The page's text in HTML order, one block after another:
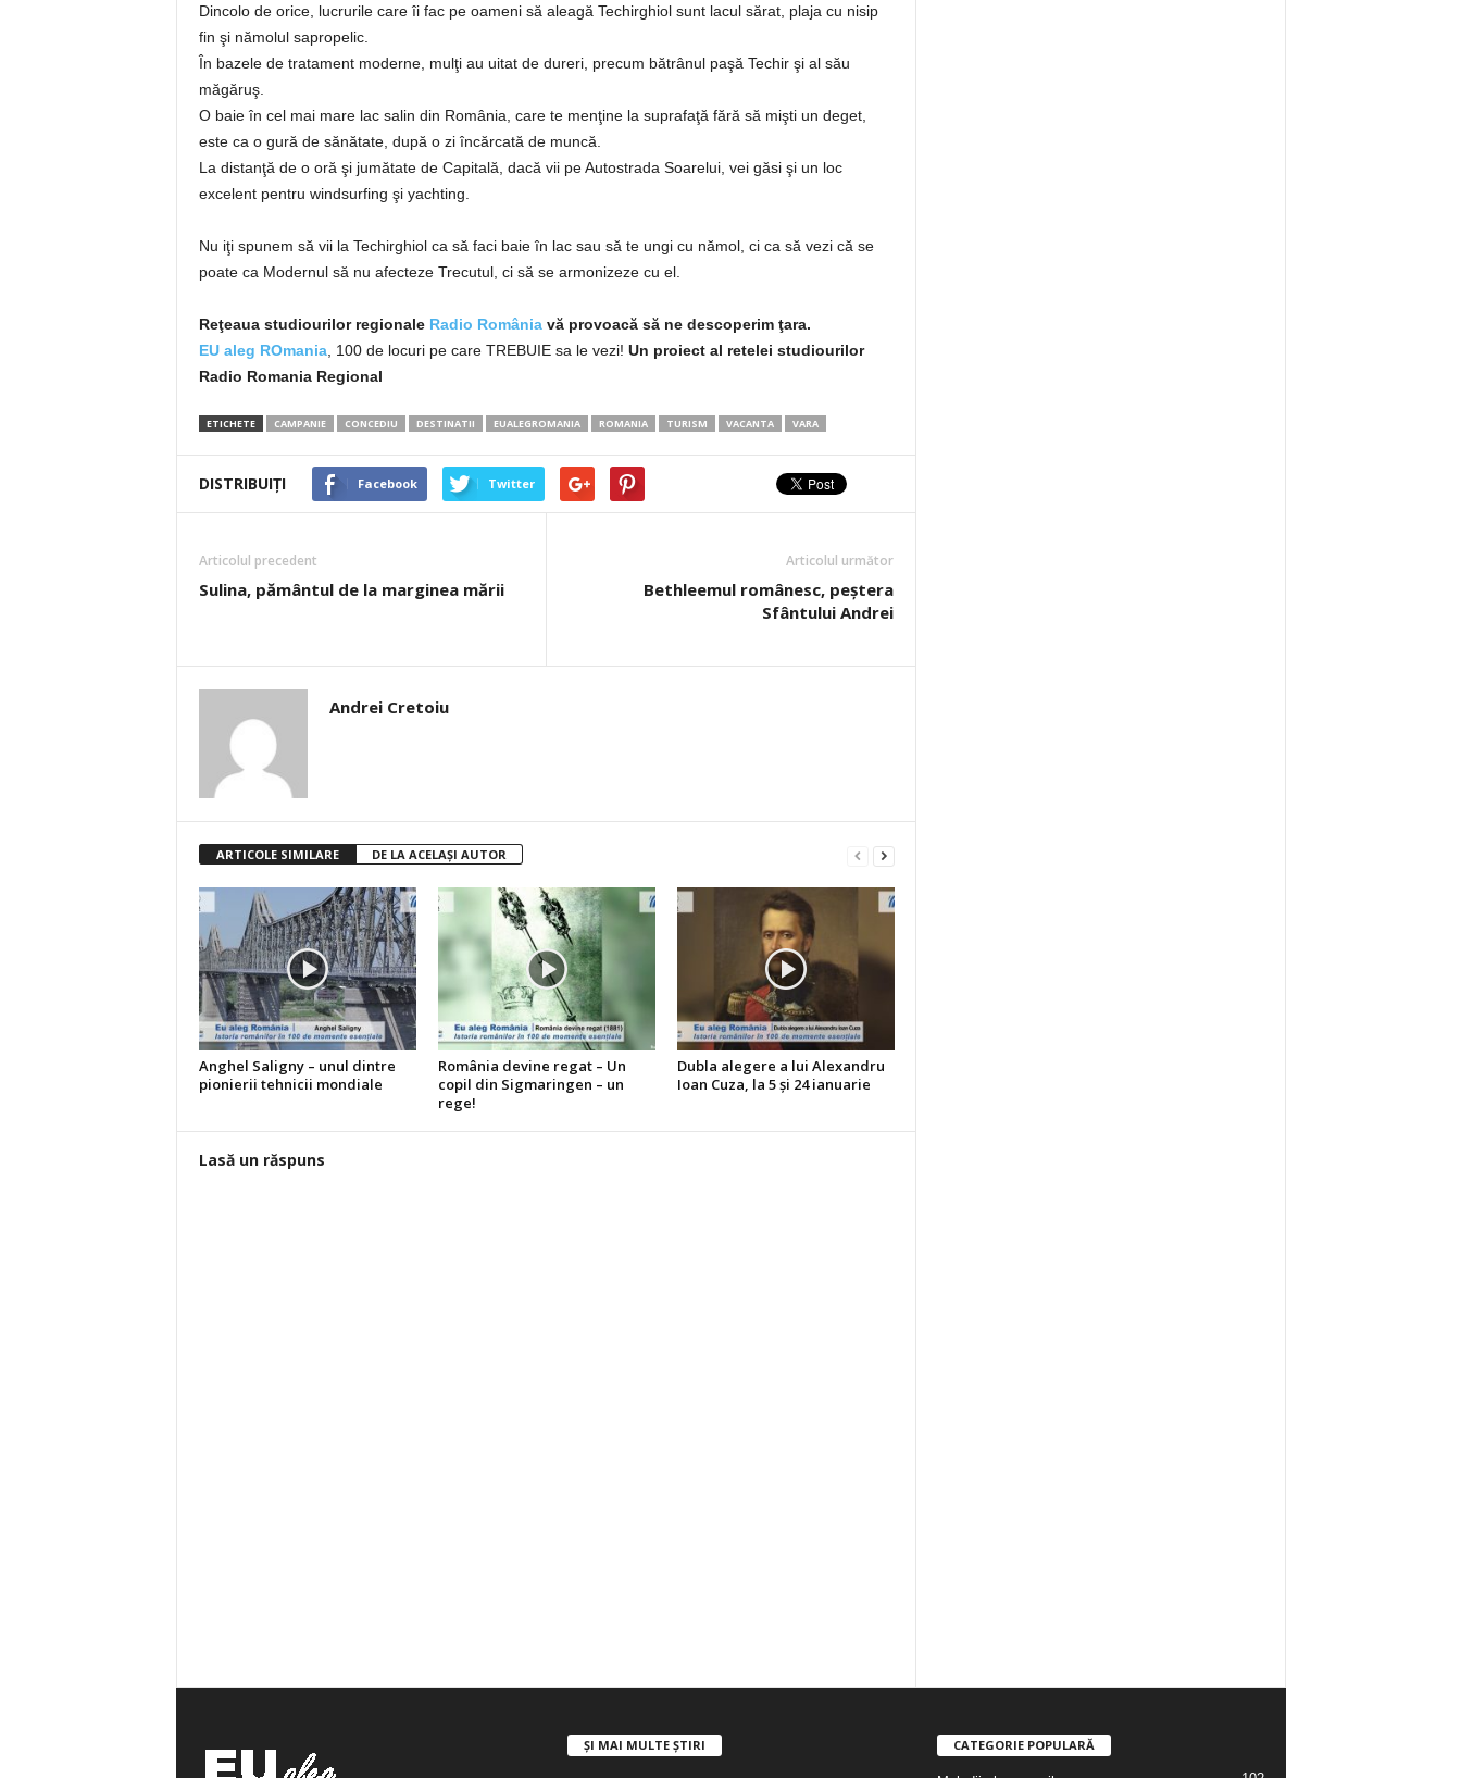
a
sau
volumul.
Dincolo de orice, lucrurile care îi fac pe oameni să aleagă Techirghiol sunt lacul sărat, plaja cu nisip
fin şi nămolul sapropelic.
În bazele de tratament moderne, mulţi au uitat de dureri, precum bătrânul paşă Techir şi al său
măgăruş.
O baie în cel mai mare lac salin din România, care te menţine la suprafaţă fără să mişti un deget,
este ca o gură de sănătate, după o zi încărcată de muncă.
La distanţă de o oră şi jumătate de Capitală, dacă vii pe Autostrada Soarelui, vei găsi şi un loc
excelent pentru windsurfing şi yachting.
Nu iţi spunem să vii la Techirghiol ca să faci baie în lac sau să te ungi cu nămol, ci ca să vezi că se
poate ca Modernul să nu afecteze Trecutul, ci să se armonizeze cu el.
Reţeaua studiourilor regionale Radio Româniavă provoacă să ne descoperim ţara.
EU aleg ROmania, 100 de locuri pe care TREBUIE sa le vezi! Un proiect al retelei studiourilor
Radio Romania Regional
ETICHETE CAMPANIE CONCEDIU DESTINATII EUALEGROMANIA ROMANIA TURISM VACANTA VARA
DISTRIBUIȚI Facebook Twitter
Articolul precedent
Sulina, pământul de la marginea mării
Articolul următor
Bethleemul românesc, peştera
Sfântului Andrei
Andrei Cretoiu
ARTICOLE SIMILARE DE LA ACELAȘI AUTOR
Anghel Saligny – unul dintre
pionierii tehnicii mondiale
România devine regat – Un
copil din Sigmaringen – un
rege!
Dubla alegere a lui Alexandru
Ioan Cuza, la 5 şi 24 ianuarie
Lasă un răspuns
ȘI MAI MULTE ȘTIRI CATEGORIE POPULARĂ